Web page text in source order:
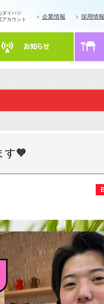
ダイハツ
アカウント
企業情報 採用情報
す🧡